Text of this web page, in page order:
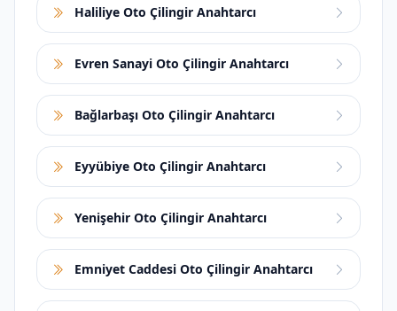
Haliliye Oto Çilingir Anahtarcı
Evren Sanayi Oto Çilingir Anahtarcı
Bağlarbaşı Oto Çilingir Anahtarcı
Eyyübiye Oto Çilingir Anahtarcı
Yenişehir Oto Çilingir Anahtarcı
Emniyet Caddesi Oto Çilingir Anahtarcı